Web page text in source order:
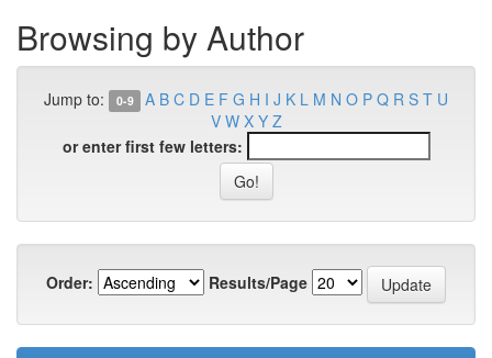
Browsing by Author
Jump to: 0-9 A B C D E F G H I J K L M N O P Q R S T U
V W X Y Z
or enter first few letters:
Order: Results/Page